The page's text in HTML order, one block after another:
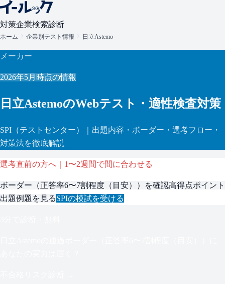
対策企業検索診断
ホーム 企業別テスト情報 日立Astemo
メーカー
2026年5月 時点の情報
日立AstemoのWebテスト・適性検査対策
SPI （テストセンター）
｜出題内容・ボーダー・選考フロー・
対策法を徹底解説
選考直前の方へ｜1〜2週間で間に合わせる
ボーダー（正答率6〜7割程度（目安） ）を確認高得点ポイント
出題例題を見るSPIの模試を受ける